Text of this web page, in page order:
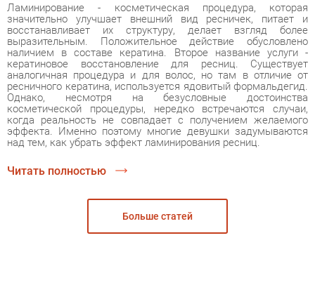
Ламинирование - косметическая процедура, которая
значительно улучшает внешний вид ресничек, питает и
восстанавливает их структуру, делает взгляд более
выразительным. Положительное действие обусловлено
наличием в составе кератина. Второе название услуги -
кератиновое восстановление для ресниц. Существует
аналогичная процедура и для волос, но там в отличие от
ресничного кератина, используется ядовитый формальдегид.
Однако, несмотря на безусловные достоинства
косметической процедуры, нередко встречаются случаи,
когда реальность не совпадает с получением желаемого
эффекта. Именно поэтому многие девушки задумываются
над тем, как убрать эффект ламинирования ресниц.
Читать полностью
Больше статей